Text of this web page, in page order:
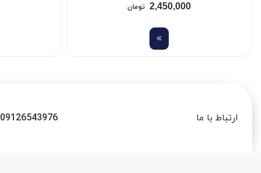
2,450,000 تومان
ارتباط با ما 09126543976